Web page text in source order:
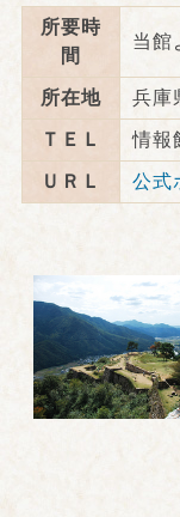
所要時
間
当館
所在地 兵庫
ＴＥＬ 情報
ＵＲＬ 公式